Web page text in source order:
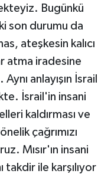
Bugünkü
son durumu da
ateşkesin kalıcı
atma iradesine
anlayışın İsrail
İsrail'in insani
kaldırması ve
çağrımızı
Mısır'ın insani
takdir ile karşılıyor